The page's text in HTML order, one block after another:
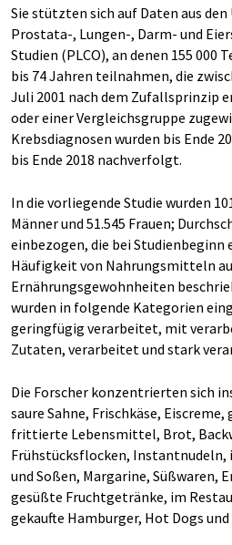
Sie stützten sich auf Daten aus
Prostata-, Lungen-, Darm- und
Studien (PLCO), an denen 155 000
bis 74 Jahren teilnahmen, die
Juli 2001 nach dem Zufallsprinzip
oder einer Vergleichsgruppe
Krebsdiagnosen wurden bis Ende
bis Ende 2018 nachverfolgt.
In die vorliegende Studie wurden
Männer und 51.545 Frauen;
einbezogen, die bei Studienbeginn
Häufigkeit von Nahrungsmitteln
Ernährungsgewohnheiten
wurden in folgende Kategorien
geringfügig verarbeitet, mit
Zutaten, verarbeitet und stark
Die Forscher konzentrierten sich
saure Sahne, Frischkäse,
frittierte Lebensmittel, Brot,
Frühstücksflocken, Instantnudeln,
und Soßen, Margarine, Süßwaren,
gesüßte Fruchtgetränke, im
gekaufte Hamburger, Hot Dogs